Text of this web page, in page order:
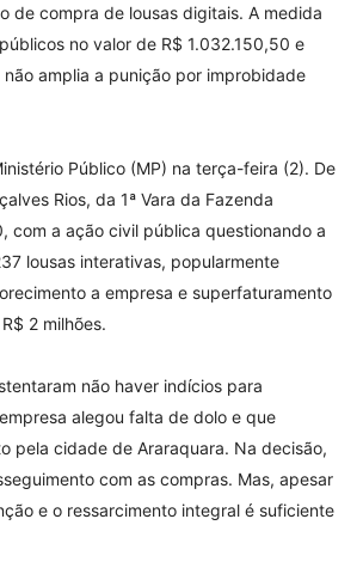
de compra de lousas digitais. A medida
no valor de R$ 1.032.150,50 e
amplia a punição por improbidade
Público (MP) na terça-feira (2). De
Rios, da 1ª Vara da Fazenda
com a ação civil pública questionando a
lousas interativas, popularmente
a empresa e superfaturamento
2 milhões.
não haver indícios para
alegou falta de dolo e que
pela cidade de Araraquara. Na decisão,
com as compras. Mas, apesar
e o ressarcimento integral é suficiente